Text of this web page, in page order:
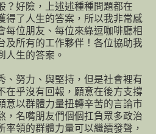
？好險，上述述種種問題都在
得了人生的答案，所以我非常感
每位朋友、每位來綠逗咖啡廳相
及所有的工作夥伴！各位協助我
人生的答案。
、努力、與堅持，但是社會裡有
在乎沒有回報，願意在後方支撐
意以群體力量扭轉辛苦的言論市
，名嘴朋友們個個扛負眾多政治
率領的群體力量可以繼續發聲，